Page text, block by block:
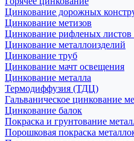
Цинкование дорожных
Цинкование метизов
Цинкование рифленых
Цинкование металлоизделий
Цинкование труб
Цинкование мачт освещения
Цинкование металла
Термодиффузия (ТДЦ)
Гальваническое цинкование
Цинкование балок
Покраска и грунтование
Порошковая покраска